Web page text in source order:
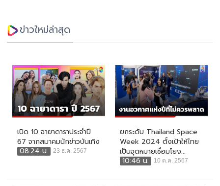
ข่าวใหม่ล่าสุด
เปิด 10 ฉายาดาราประจำปี
67 จากสมาคมนักข่าวบันเทิง
08:24 น.
23 ธ.ค. 2567
ยกระดับ Thailand Space
Week 2024 ตั้งเป้าให้ไทย
เป็นจุดหมายเชื่อมโยง...
10:46 น.
10 ต.ค. 2567